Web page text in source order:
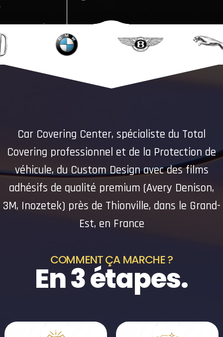
Car Covering Center, spécialiste du Total
Covering professionnel et de la Protection de
véhicule, du Custom Design avec des films
adhésifs de qualité premium (Avery Denison,
3M, Inozetek) près de Thionville, dans le Grand-
Est, en France
COMMENT ÇA MARCHE ?
En 3 étapes.